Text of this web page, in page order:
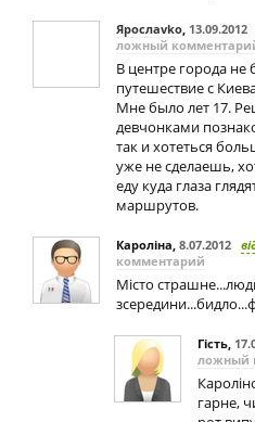
Ярослаvko, 13.09.2012
ложный
В центре города
путешествие с
Мне было лет 17.
девчонками
так и хотеться
уже не сделаешь,
еду куда глаза
маршрутов.
Кароліна, 8.07.2012
комментарий
Місто
Гість,
ложный
гарне,